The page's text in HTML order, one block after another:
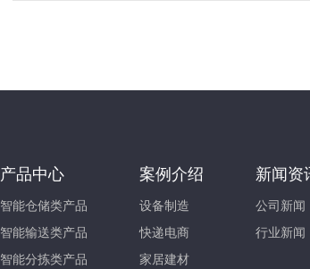
产品中心
智能仓储类产品
智能输送类产品
智能分拣类产品
案例介绍
设备制造
快递电商
家居建材
新闻资
公司新闻
行业新闻